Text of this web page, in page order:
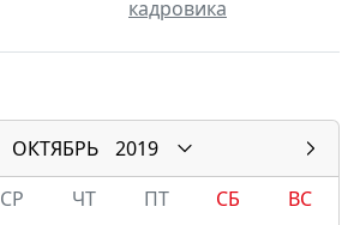
кадровика
ОКТЯБРЬ
2019
СР ЧТ ПТ СБ
ВС